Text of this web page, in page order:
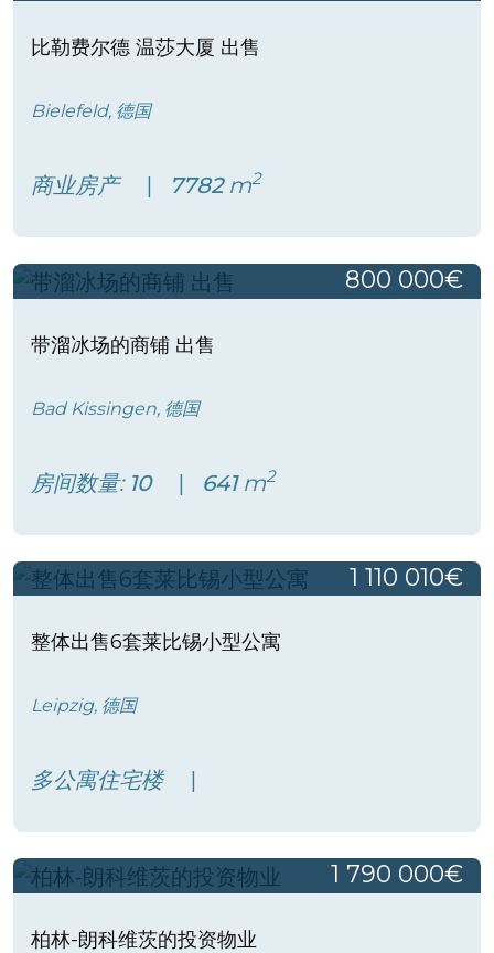
比勒费尔德 温莎大厦 出售
Bielefeld, 德国
商业房产 7782m2
800 000€
带溜冰场的商铺 出售
Bad Kissingen, 德国
房间数量: 10 641m2
1 110 010€
整体出售6套莱比锡小型公寓
Leipzig, 德国
多公寓住宅楼
1 790 000€
柏林-朗科维茨的投资物业